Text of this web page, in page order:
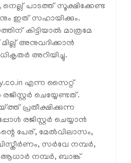
പാടത്ത് സൂക്ഷിക്കേണ്ട
ഇത് സഹായിക്കും.
കിട്ടിയാല്‍ മാത്രമേ
അനുവദിക്കാന്‍
അറിയിച്ചു.
എന്ന സൈറ്റ്
ചെയ്യേണ്ടത്.
പ്രതീക്ഷിക്കുന്ന
രജിസ്റ്റര്‍ ചെയ്യാന്‍
പേര്, മേല്‍വിലാസം,
സര്‍വേ നമ്പര്‍,
നമ്പര്‍, ബാങ്ക്